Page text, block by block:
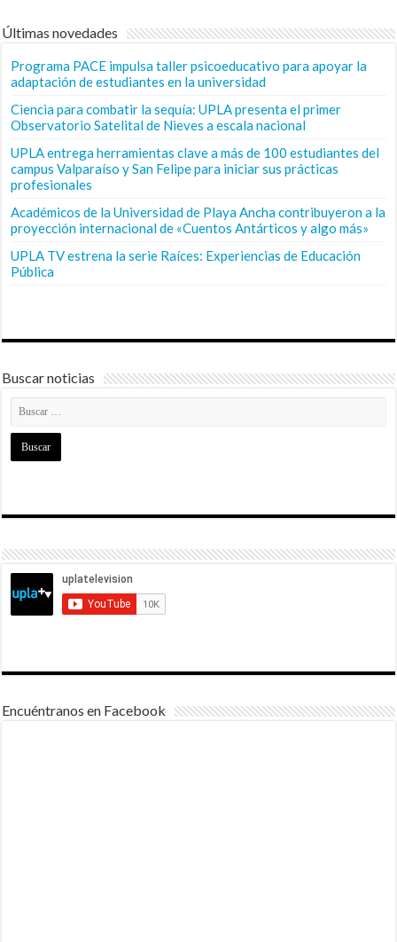
Últimas novedades
Programa PACE impulsa taller psicoeducativo para apoyar la
adaptación de estudiantes en la universidad
Ciencia para combatir la sequía: UPLA presenta el primer
Observatorio Satelital de Nieves a escala nacional
UPLA entrega herramientas clave a más de 100 estudiantes del
campus Valparaíso y San Felipe para iniciar sus prácticas
profesionales
Académicos de la Universidad de Playa Ancha contribuyeron a la
proyección internacional de «Cuentos Antárticos y algo más»
UPLA TV estrena la serie Raíces: Experiencias de Educación
Pública
Buscar noticias
Encuéntranos en Facebook